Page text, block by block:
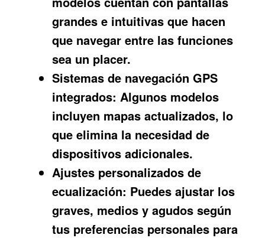
grandes e intuitivas que hacen
que navegar entre las funciones
sea un placer.
Sistemas de navegación GPS
integrados: Algunos modelos
incluyen mapas actualizados, lo
que elimina la necesidad de
dispositivos adicionales.
Ajustes personalizados de
ecualización: Puedes ajustar los
graves, medios y agudos según
tus preferencias personales para